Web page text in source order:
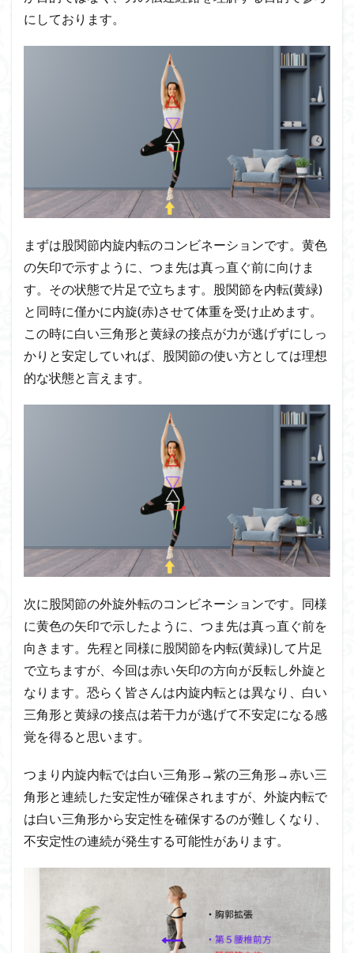
にしております。
まずは股関節内旋内転のコンビネーションです。黄色
の矢印で示すように、つま先は真っ直ぐ前に向けま
す。その状態で片足で立ちます。股関節を内転(黄緑)
と同時に僅かに内旋(赤)させて体重を受け止めます。
この時に白い三角形と黄緑の接点が力が逃げずにしっ
かりと安定していれば、股関節の使い方としては理想
的な状態と言えます。
次に股関節の外旋外転のコンビネーションです。同様
に黄色の矢印で示したように、つま先は真っ直ぐ前を
向きます。先程と同様に股関節を内転(黄緑)して片足
で立ちますが、今回は赤い矢印の方向が反転し外旋と
なります。恐らく皆さんは内旋内転とは異なり、白い
三角形と黄緑の接点は若干力が逃げて不安定になる感
覚を得ると思います。
つまり内旋内転では白い三角形→紫の三角形→赤い三
角形と連続した安定性が確保されますが、外旋内転で
は白い三角形から安定性を確保するのが難しくなり、
不安定性の連続が発生する可能性があります。